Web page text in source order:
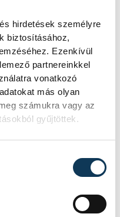
hirdetések személyre
biztosításához,
Ezenkívül
partnereinkkel
vonatkozó
más olyan
számukra vagy az
gyűjtöttek.
a
a növények
világos színű,
mert ezek
hatékonyan
a forró betonból
klíma stabilan
jelezzük: az
a kora reggel,
még